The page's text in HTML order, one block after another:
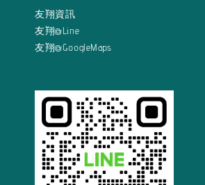
友翔資訊
友翔@Line
友翔@GoogleMaps